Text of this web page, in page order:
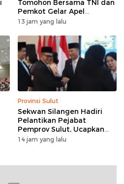
Tomohon Bersama TNI dan
Pemkot Gelar Apel
Kesiapan Pengamanan
13 jam yang lalu
Provinsi Sulut
Sekwan Silangen Hadiri
Pelantikan Pejabat
Pemprov Sulut, Ucapkan
Selamat kepada Jahja
14 jam yang lalu